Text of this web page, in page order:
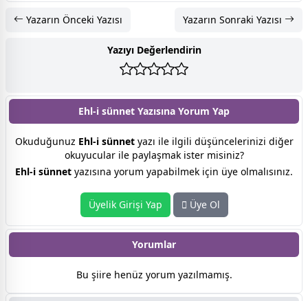
Yazarın Önceki Yazısı Yazarın Sonraki Yazısı
Yazıyı Değerlendirin
Ehl-i sünnet Yazısına Yorum Yap
Okuduğunuz Ehl-i sünnetyazı ile ilgili düşüncelerinizi diğer
okuyucular ile paylaşmak ister misiniz?
Ehl-i sünnet yazısına yorum yapabilmek için üye olmalısınız.
Üyelik Girişi Yap Üye Ol
Yorumlar
Bu şiire henüz yorum yazılmamış.